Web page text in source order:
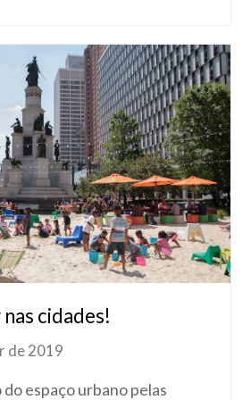
cidades!
de 2019
espaço urbano pelas